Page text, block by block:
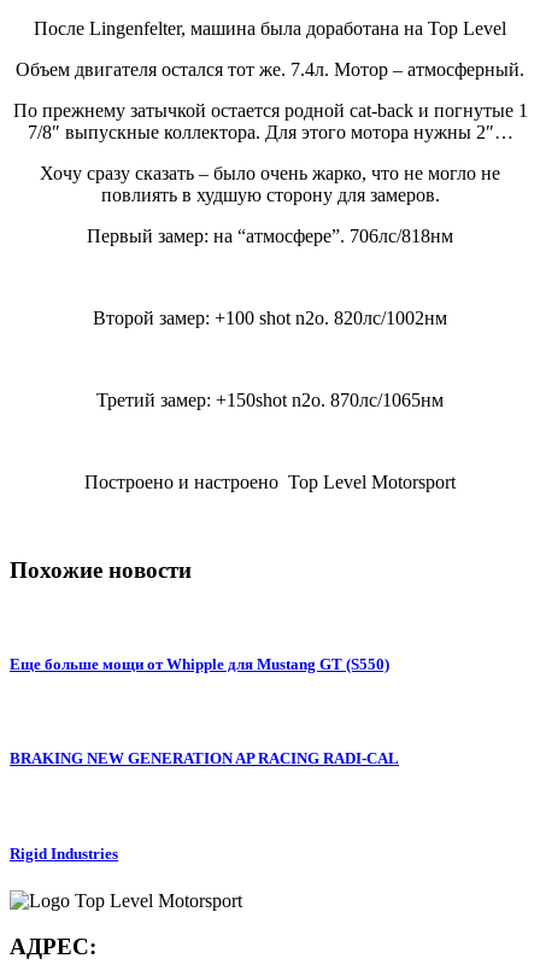
После Lingenfelter, машина была доработана на Top Level
Объем двигателя остался тот же. 7.4л. Мотор – атмосферный.
По прежнему затычкой остается родной cat-back и погнутые 1
7/8″ выпускные коллектора. Для этого мотора нужны 2″…
Хочу сразу сказать – было очень жарко, что не могло не
повлиять в худшую сторону для замеров.
Первый замер: на “атмосфере”. 706лс/818нм
Второй замер: +100 shot n2o. 820лс/1002нм
Третий замер: +150shot n2o. 870лс/1065нм
Построено и настроено Top Level Motorsport
Похожие новости
Еще больше мощи от Whipple для Mustang GT (S550)
BRAKING NEW GENERATION AP RACING RADI-CAL
Rigid Industries
АДРЕС: